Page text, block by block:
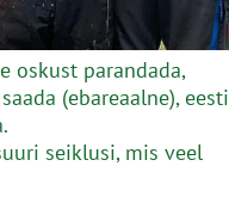
oskust parandada,
(ebareaalne), eesti
seiklusi, mis veel